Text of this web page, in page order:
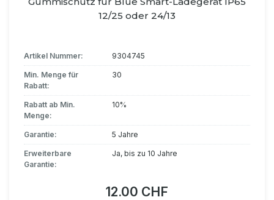
12/25 oder 24/13
Artikel Nummer: 9304745
Min. Menge für
Rabatt:
30
Rabatt ab Min.
Menge:
10%
Garantie: 5 Jahre
Erweiterbare
Garantie:
Ja, bis zu 10 Jahre
12.00 CHF